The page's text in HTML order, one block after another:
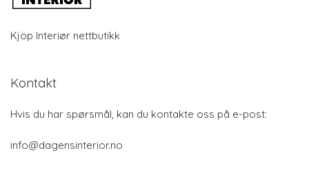
Kjöp Interiør nettbutikk
Kontakt
Hvis du har spørsmål, kan du kontakte oss på e-post:
info@dagensinterior.no